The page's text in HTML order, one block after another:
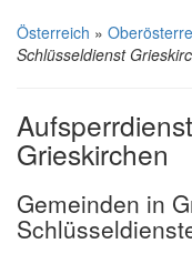
Österreich »
Schlüsseldienst
Grieskirchen
Gemeinden in